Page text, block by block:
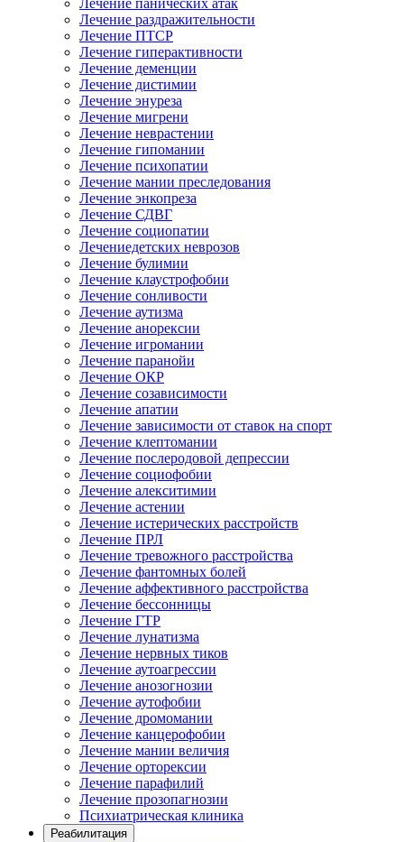
Лечение панических атак
Лечение раздражительности
Лечение ПТСР
Лечение гиперактивности
Лечение деменции
Лечение дистимии
Лечение энуреза
Лечение мигрени
Лечение неврастении
Лечение гипомании
Лечение психопатии
Лечение мании преследования
Лечение энкопреза
Лечение СДВГ
Лечение социопатии
Лечениедетских неврозов
Лечение булимии
Лечение клаустрофобии
Лечение сонливости
Лечение аутизма
Лечение анорексии
Лечение игромании
Лечение паранойи
Лечение ОКР
Лечение созависимости
Лечение апатии
Лечение зависимости от ставок на спорт
Лечение клептомании
Лечение послеродовой депрессии
Лечение социофобии
Лечение алекситимии
Лечение астении
Лечение истерических расстройств
Лечение ПРЛ
Лечение тревожного расстройства
Лечение фантомных болей
Лечение аффективного расстройства
Лечение бессонницы
Лечение ГТР
Лечение лунатизма
Лечение нервных тиков
Лечение аутоагрессии
Лечение анозогнозии
Лечение аутофобии
Лечение дромомании
Лечение канцерофобии
Лечение мании величия
Лечение орторексии
Лечение парафилий
Лечение прозопагнозии
Психиатрическая клиника
Реабилитация